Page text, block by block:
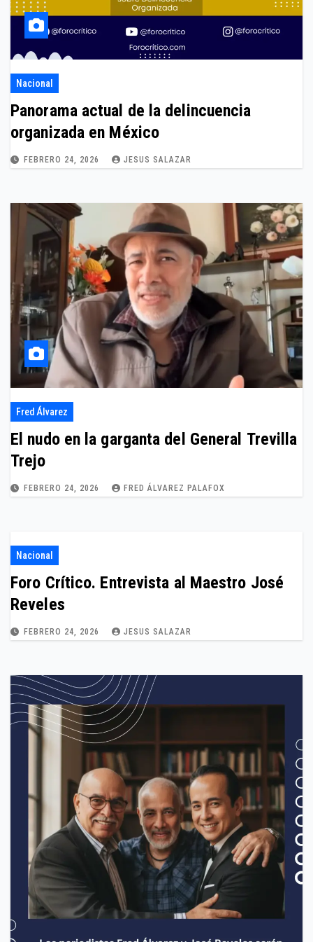
Nacional
Panorama actual de la delincuencia
organizada en México
FEBRERO 24, 2026 JESUS SALAZAR
Fred Álvarez
El nudo en la garganta del General Trevilla
Trejo
FEBRERO 24, 2026 FRED ÁLVAREZ PALAFOX
Nacional
Foro Crítico. Entrevista al Maestro José
Reveles
FEBRERO 24, 2026 JESUS SALAZAR